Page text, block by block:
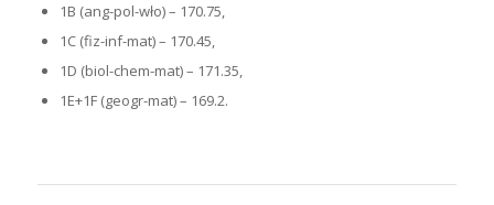
1B (ang-pol-wło) – 170.75,
1C (fiz-inf-mat) – 170.45,
1D (biol-chem-mat) – 171.35,
1E+1F (geogr-mat) – 169.2.